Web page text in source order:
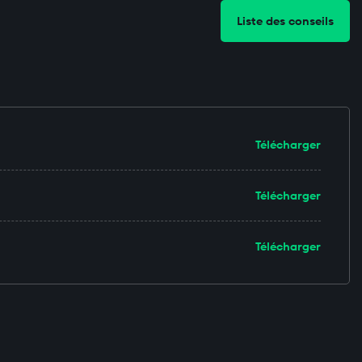
Liste des conseils
Télécharger
Télécharger
Télécharger